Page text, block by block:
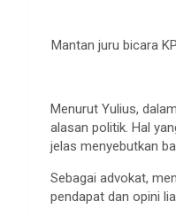
Mantan juru bicara
Menurut Yulius,
alasan politik. Hal
jelas menyebutkan
Sebagai advokat,
pendapat dan opini